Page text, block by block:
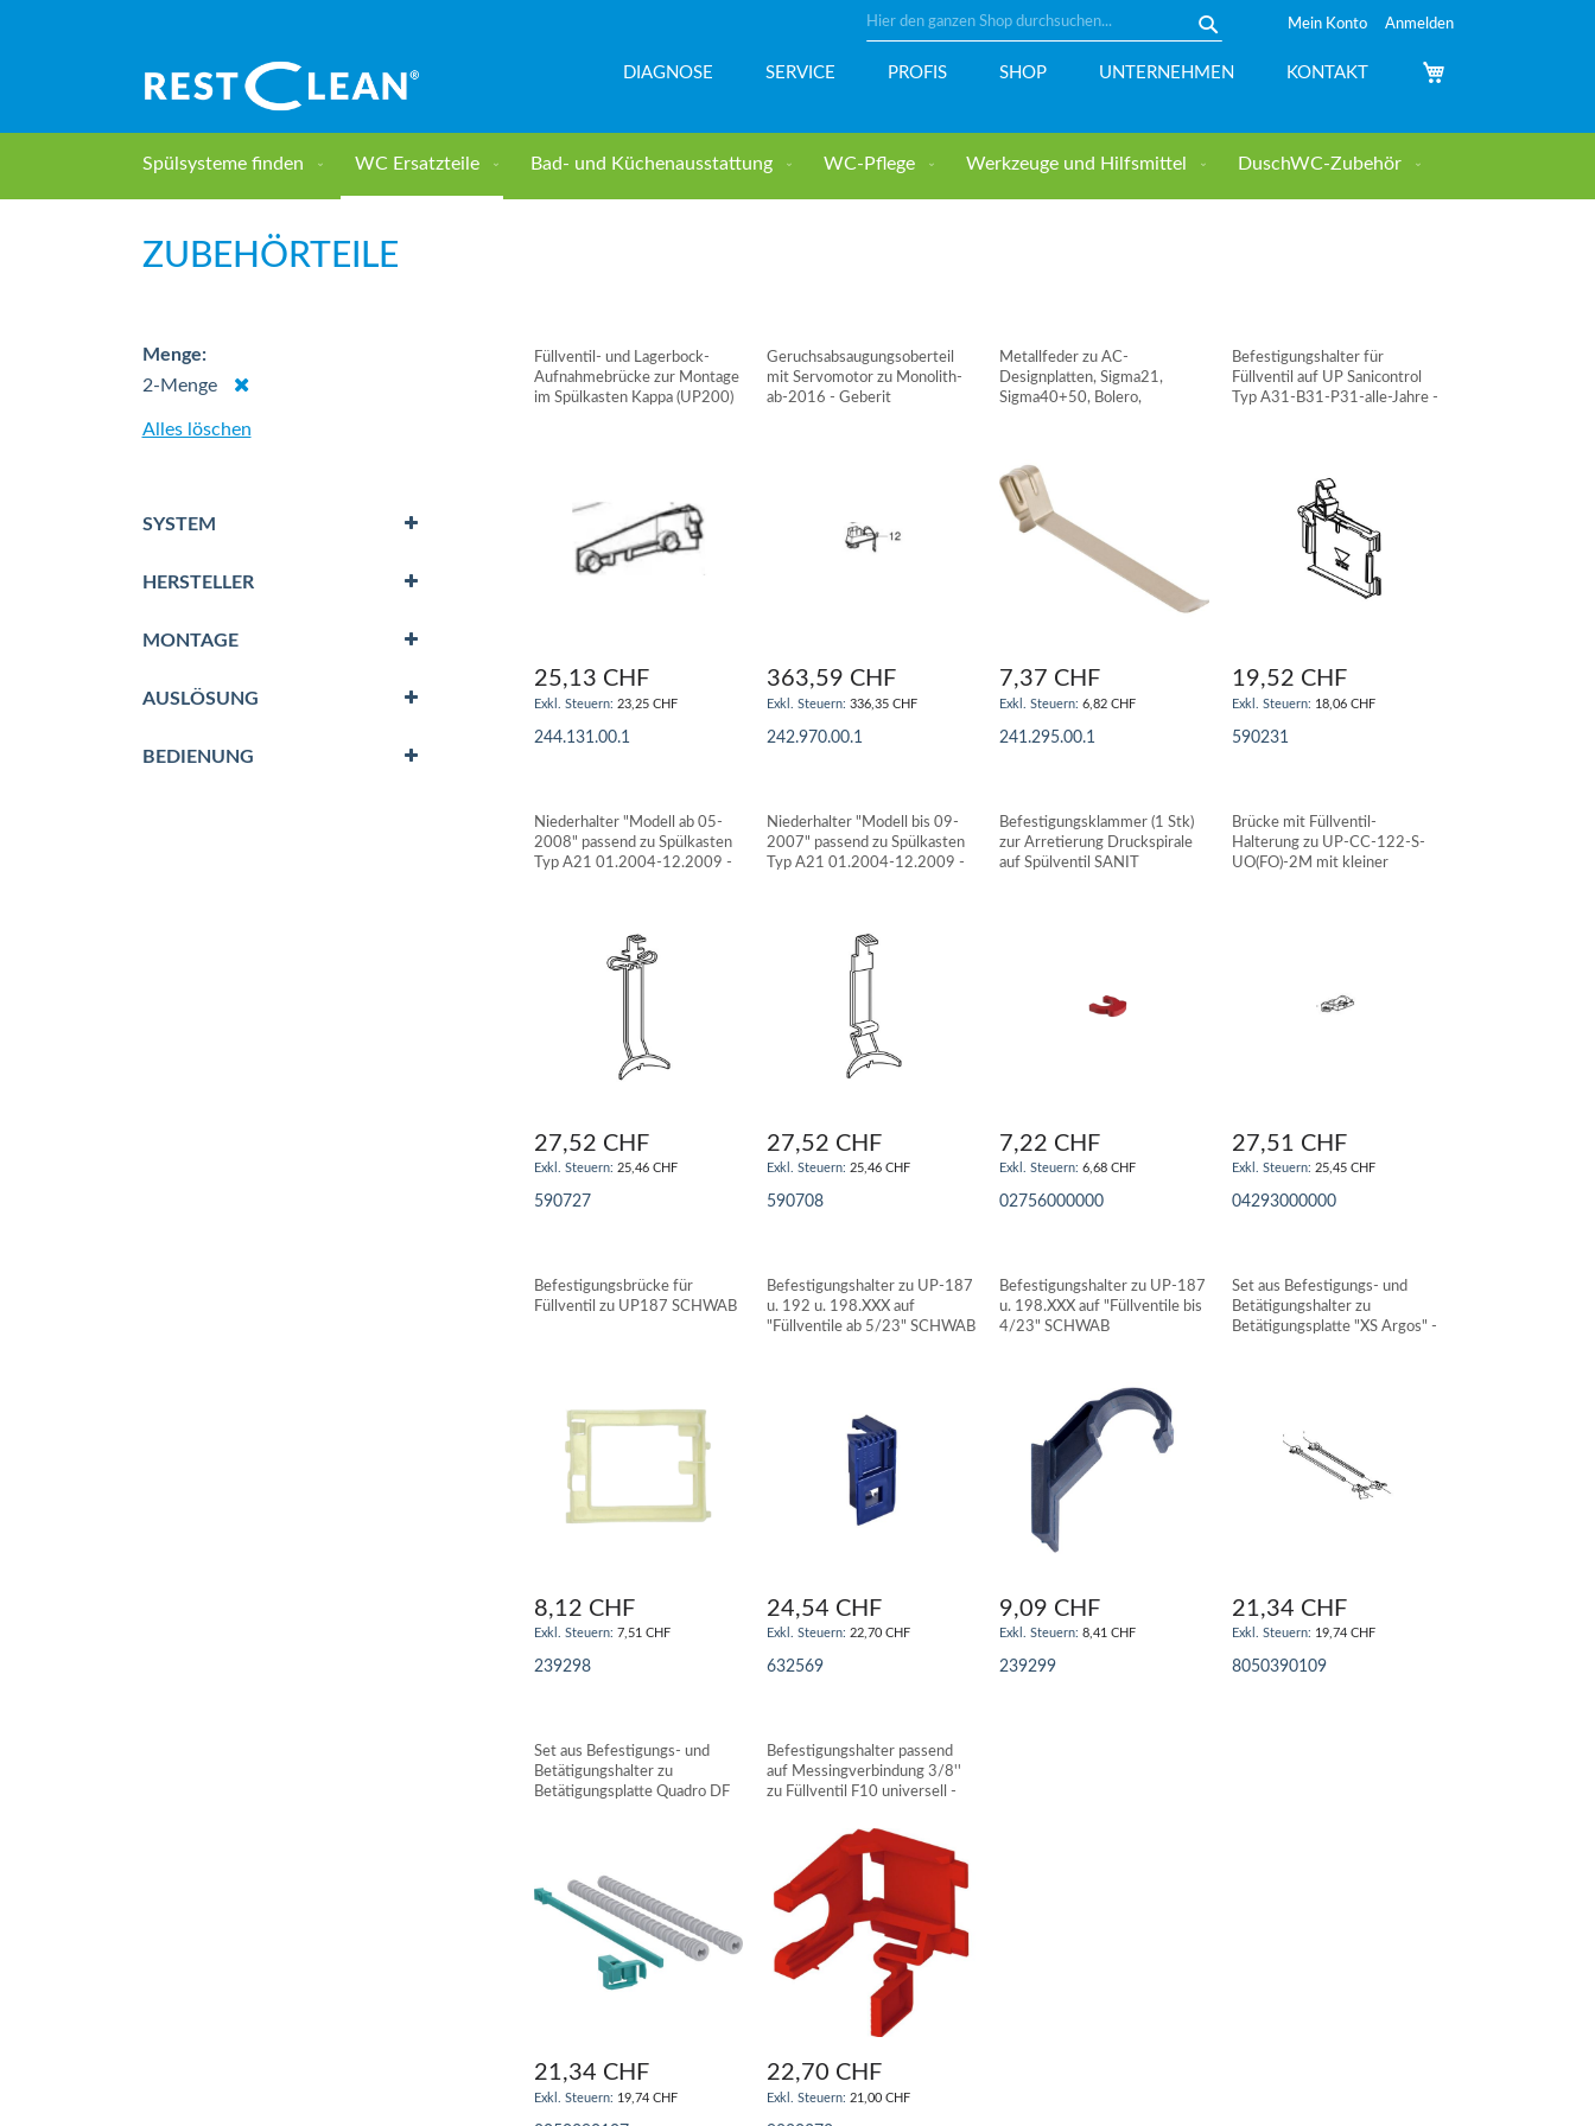
Mein Konto Anmelden
Inhalt
DIAGNOSE SERVICE PROFIS SHOP UNTERNEHMEN KONTAKT
Spülsysteme finden WC Ersatzteile Bad- und Küchenausstattung WC-Pflege Werkzeuge und Hilfsmittel DuschWC-Zubehör
ZUBEHÖRTEILE
Füllventil- und Lagerbock-
Aufnahmebrücke zur Montage
im Spülkasten Kappa (UP200)
25,13 CHF
23,25 CHF
244.131.00.1
Geruchsabsaugungsoberteil
mit Servomotor zu Monolith-
ab-2016 - Geberit
363,59 CHF
336,35 CHF
242.970.00.1
Metallfeder zu AC-
Designplatten, Sigma21,
Sigma40+50, Bolero,
7,37 CHF
6,82 CHF
241.295.00.1
Befestigungshalter für
Füllventil auf UP Sanicontrol
Typ A31-B31-P31-alle-Jahre -
19,52 CHF
18,06 CHF
590231
Niederhalter "Modell ab 05-
2008" passend zu Spülkasten
Typ A21 01.2004-12.2009 -
27,52 CHF
25,46 CHF
590727
Niederhalter "Modell bis 09-
2007" passend zu Spülkasten
Typ A21 01.2004-12.2009 -
27,52 CHF
25,46 CHF
590708
Befestigungsklammer (1 Stk)
zur Arretierung Druckspirale
auf Spülventil SANIT
7,22 CHF
6,68 CHF
02756000000
Brücke mit Füllventil-
Halterung zu UP-CC-122-S-
UO(FO)-2M mit kleiner
27,51 CHF
25,45 CHF
04293000000
Befestigungsbrücke für
Füllventil zu UP187 SCHWAB
8,12 CHF
7,51 CHF
239298
Befestigungshalter zu UP-187
u. 192 u. 198.XXX auf
"Füllventile ab 5/23" SCHWAB
24,54 CHF
22,70 CHF
632569
Befestigungshalter zu UP-187
u. 198.XXX auf "Füllventile bis
4/23" SCHWAB
9,09 CHF
8,41 CHF
239299
Set aus Befestigungs- und
Betätigungshalter zu
Betätigungsplatte "XS Argos" -
21,34 CHF
19,74 CHF
8050390109
Set aus Befestigungs- und
Betätigungshalter zu
Betätigungsplatte Quadro DF
21,34 CHF
19,74 CHF
Befestigungshalter passend
auf Messingverbindung 3/8''
zu Füllventil F10 universell -
22,70 CHF
21,00 CHF
Menge
2-Menge
Dies
Alles löschen
SYSTEM
HERSTELLER
MONTAGE
AUSLÖSUNG
BEDIENUNG